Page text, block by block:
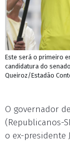
Este será o primeiro
candidatura do
Queiroz/Estadão
O governador
(Republicanos-
o ex-presidente